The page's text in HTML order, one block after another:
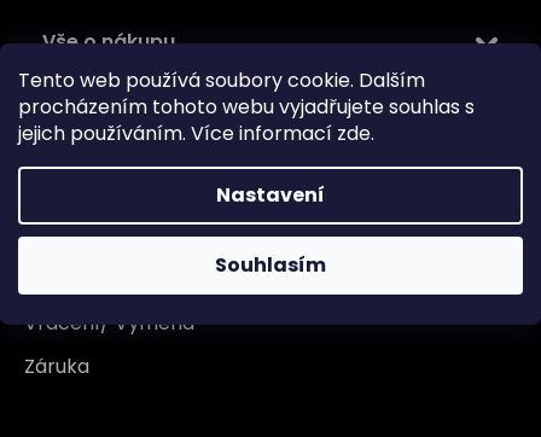
Tento web používá soubory cookie. Dalším
procházením tohoto webu vyjadřujete souhlas s
jejich používáním. Více informací zde.
Nastavení
Souhlasím
Vše o nákupu
Doprava
Garance originality
Reklamace
Vrácení/ Výměna
Záruka